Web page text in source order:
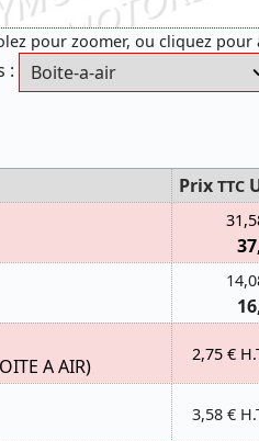
pour zoomer, ou cliquez
:
Prix TTC
A AIR)
2,75 €
3,58 €